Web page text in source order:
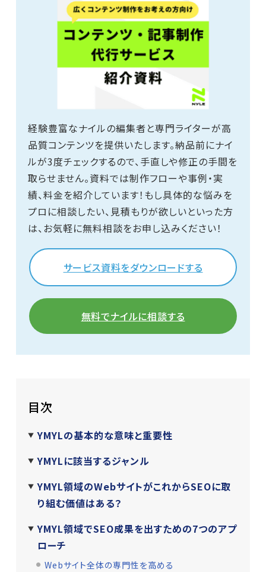
経験豊富なナイルの編集者と専門ライターが高
品質コンテンツを提供いたします。納品前にナイ
ルが3度チェックするので、手直しや修正の手間を
取らせません。資料では制作フローや事例・実
績、料金を紹介しています！もし具体的な悩みを
プロに相談したい、見積もりが欲しいといった方
は、お気軽に無料相談をお申し込みください！
サービス資料をダウンロードする
無料でナイルに相談する
目次
YMYLの基本的な意味と重要性
YMYLに該当するジャンル
YMYL領域のWebサイトがこれからSEOに取
り組む価値はある？
YMYL領域でSEO成果を出すための7つのアプ
ローチ
Webサイト全体の専門性を高める